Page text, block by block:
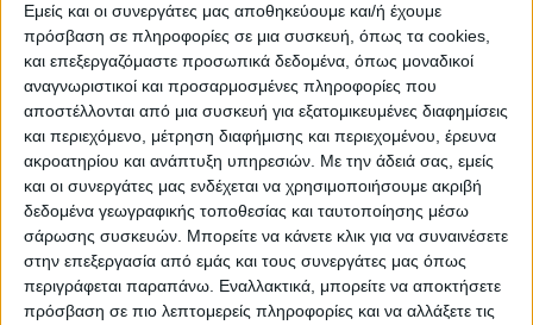
Εμείς και οι συνεργάτες μας αποθηκεύουμε και/ή έχουμε
πρόσβαση σε πληροφορίες σε μια συσκευή, όπως τα cookies,
και επεξεργαζόμαστε προσωπικά δεδομένα, όπως μοναδικοί
αναγνωριστικοί και προσαρμοσμένες πληροφορίες που
αποστέλλονται από μια συσκευή για εξατομικευμένες διαφημίσεις
και περιεχόμενο, μέτρηση διαφήμισης και περιεχομένου, έρευνα
ακροατηρίου και ανάπτυξη υπηρεσιών. Με την άδειά σας, εμείς
και οι συνεργάτες μας ενδέχεται να χρησιμοποιήσουμε ακριβή
δεδομένα γεωγραφικής τοποθεσίας και ταυτοποίησης μέσω
σάρωσης συσκευών. Μπορείτε να κάνετε κλικ για να συναινέσετε
στην επεξεργασία από εμάς και τους συνεργάτες μας όπως
περιγράφεται παραπάνω. Εναλλακτικά, μπορείτε να αποκτήσετε
πρόσβαση σε πιο λεπτομερείς πληροφορίες και να αλλάξετε τις
ΠΡΟΗΓΟΥΜΕΝΟ ΑΡΘΡΟ
Πούτιν: Είμαι έτοιμος να
συναντήσω τον Ζελένσκι αν
έρθει στη Μόσχα
ΕΠΟΜΕΝΟ ΑΡΘΡΟ
Ξεκινούν οι εργασίες
αποκατάστασης της οροφής
στο Εργατικό Κέντρο